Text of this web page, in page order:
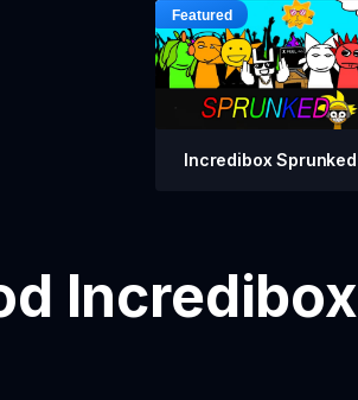
Incredibox Sprunked
Incredibox